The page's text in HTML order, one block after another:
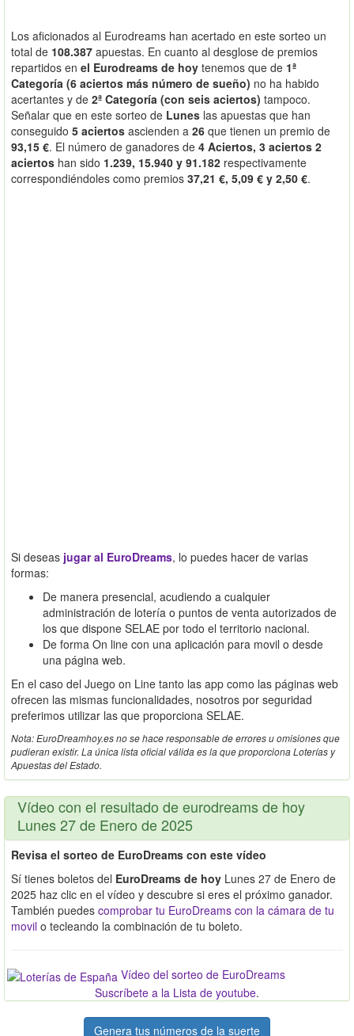
Los aficionados al Eurodreams han acertado en este sorteo un
total de 108.387 apuestas. En cuanto al desglose de premios
repartidos en el Eurodreams de hoy tenemos que de 1ª
Categoría (6 aciertos más número de sueño) no ha habido
acertantes y de 2ª Categoría (con seis aciertos) tampoco.
Señalar que en este sorteo de Lunes las apuestas que han
conseguido 5 aciertos ascienden a 26 que tienen un premio de
93,15 €. El número de ganadores de 4 Aciertos, 3 aciertos 2
aciertos han sido 1.239, 15.940 y 91.182 respectivamente
correspondiéndoles como premios 37,21 €, 5,09 € y 2,50 €.
Si deseas jugar al EuroDreams, lo puedes hacer de varias
formas:
De manera presencial, acudiendo a cualquier
administración de lotería o puntos de venta autorizados de
los que dispone SELAE por todo el territorio nacional.
De forma On line con una aplicación para movil o desde
una página web.
En el caso del Juego on Line tanto las app como las páginas web
ofrecen las mismas funcionalidades, nosotros por seguridad
preferimos utilizar las que proporciona SELAE.
Nota: EuroDreamhoy.es no se hace responsable de errores u omisiones que
pudieran existir. La única lista oficial válida es la que proporciona Loterías y
Apuestas del Estado.
Vídeo con el resultado de eurodreams de hoy
Lunes 27 de Enero de 2025
Revisa el sorteo de EuroDreams con este vídeo
Sí tienes boletos del EuroDreams de hoy Lunes 27 de Enero de
2025 haz clic en el vídeo y descubre si eres el próximo ganador.
También puedes comprobar tu EuroDreams con la cámara de tu
movil o tecleando la combinación de tu boleto.
Vídeo del sorteo de EuroDreams
Suscríbete a la Lista de youtube.
Genera tus números de la suerte